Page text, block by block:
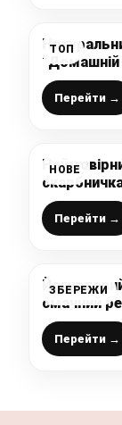
ТОП
та легкий
Перейти →
НОВЕ
Перейти →
ЗБЕРЕЖИ
смачний
Перейти →